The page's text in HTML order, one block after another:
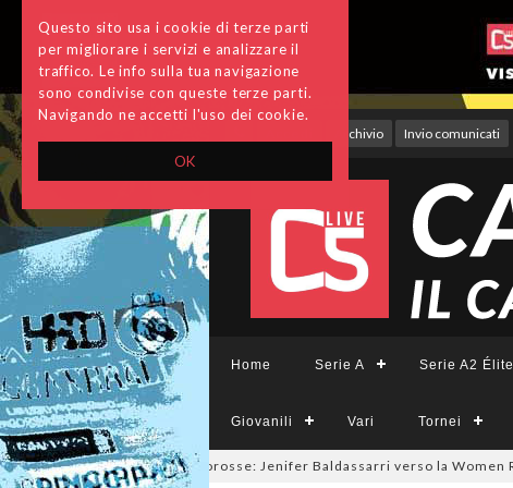
OK
Questo sito usa i cookie di terze parti
per migliorare i servizi e analizzare il
traffico. Le info sulla tua navigazione
sono condivise con queste terze parti.
Navigando ne accetti l'uso dei cookie.
Archivio Invio comunicati
Home Serie A Serie A2 Élite
Giovanili Vari Tornei
a tinte giallorosse: Jenifer Baldassarri verso la Women Roma